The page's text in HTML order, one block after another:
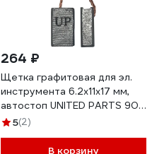
264 ₽
Щетка графитовая для эл.
инструмента 6.2x11x17 мм,
автостоп UNITED PARTS 90-
1286
5(2)
В корзину